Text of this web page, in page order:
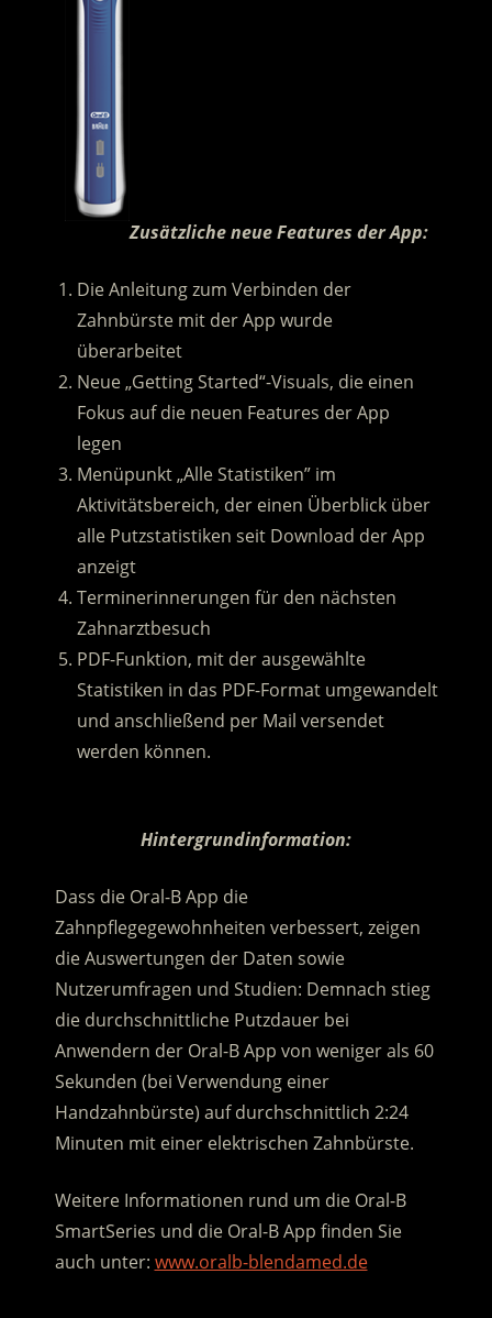
Zusätzliche neue Features der App:
Die Anleitung zum Verbinden der
Zahnbürste mit der App wurde
überarbeitet
Neue „Getting Started“-Visuals, die einen
Fokus auf die neuen Features der App
legen
Menüpunkt „Alle Statistiken” im
Aktivitätsbereich, der einen Überblick über
alle Putzstatistiken seit Download der App
anzeigt
Terminerinnerungen für den nächsten
Zahnarztbesuch
PDF-Funktion, mit der ausgewählte
Statistiken in das PDF-Format umgewandelt
und anschließend per Mail versendet
werden können.
Hintergrundinformation:
Dass die Oral-B App die
Zahnpflegegewohnheiten verbessert, zeigen
die Auswertungen der Daten sowie
Nutzerumfragen und Studien: Demnach stieg
die durchschnittliche Putzdauer bei
Anwendern der Oral-B App von weniger als 60
Sekunden (bei Verwendung einer
Handzahnbürste) auf durchschnittlich 2:24
Minuten mit einer elektrischen Zahnbürste.
Weitere Informationen rund um die Oral-B
SmartSeries und die Oral-B App finden Sie
auch unter: www.oralb-blendamed.de